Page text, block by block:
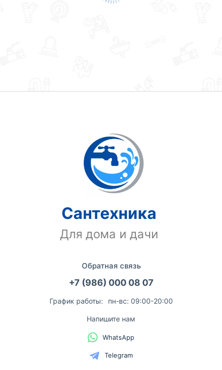
Сантехника
Для дома и дачи
Обратная связь
+7 (986) 000 08 07
График работы: пн-вс: 09:00-20:00
Напишите нам
WhatsApp
Telegram